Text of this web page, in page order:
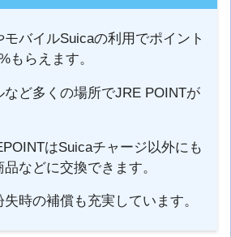
モバイルSuicaの利用でポイント
もらえます。
など多くの場所でJRE POINTが
はSuicaチャージ以外にも
などに交換できます。
時の補償も充実しています。